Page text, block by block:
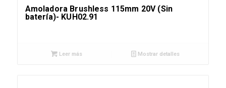
Amoladora Brushless 115mm 20V (Sin
batería)- KUH02.91
Leer más Mostrar detalles